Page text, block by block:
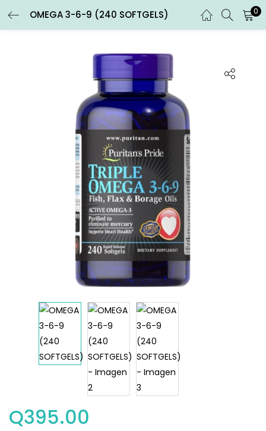
OMEGA 3-6-9 (240 SOFTGELS) 0
Q395.00
ENTRAR REGISTRARSE
Introduce tu nombre de usuario y contraseña para iniciar
Recuérdame
Entrar
¿Contraseña perdida?